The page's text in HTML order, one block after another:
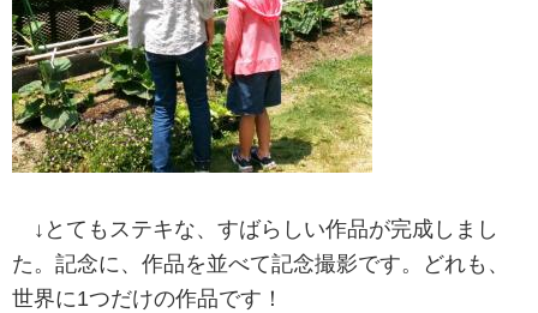
↓とてもステキな、すばらしい作品が完成しまし
た。記念に、作品を並べて記念撮影です。どれも、
世界に1つだけの作品です！